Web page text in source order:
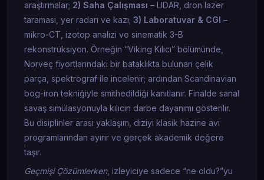
araştırmalar; 2) Saha Çalışması – LIDAR, dron lazer
taraması, yer radarı ve kazı; 3) Laboratuvar & CGI –
mikro-CT, izotop analizi ve sinematik 3-B
rekonstrüksiyon. Örneğin “Viking Kılıcı” bölümünde,
Norveç fiyortlarındaki bir bataklıkta bulunan çelik
parça, spektrograf ile incelenir; ardından Scandinavian
bog-iron tekniğiyle smithedildiği kanıtlanır. Finalde sanal
savaş simülasyonuyla kılıcın darbe dayanımı gösterilir.
Bu disiplinler arası yaklaşım, diziyi klasik hazine avı
programlarından ayırır ve gerçek akademik değere
taşır.
Geçmişi Çözümlerken, izleyiciye sadece “ne oldu?”yu